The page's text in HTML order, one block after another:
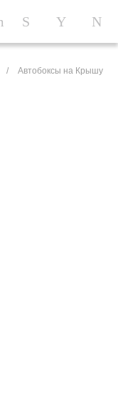
/
Автобоксы на Крышу